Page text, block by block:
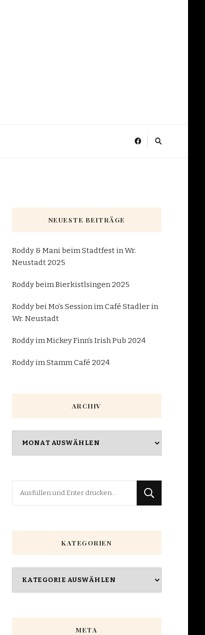
NEUESTE BEITRÄGE
Roddy & Mani beim Stadtfest in Wr.
Neustadt 2025
Roddy beim Bierkistlsingen 2025
Roddy bei Mo’s Session im Café Stadler in
Wr. Neustadt
Roddy im Mickey Finn’s Irish Pub 2024
Roddy im Stamm Café 2024
ARCHIV
etwas?
KATEGORIEN
META